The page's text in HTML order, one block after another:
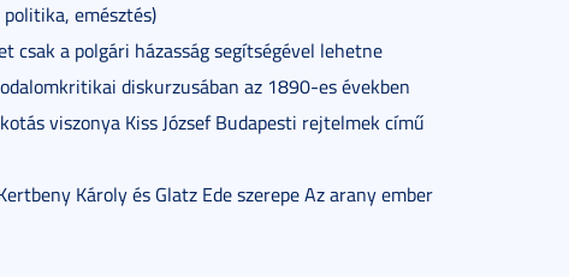
politika, emésztés)
csak a polgári házasság segítségével lehetne
diskurzusában az 1890-es években
viszonya Kiss József Budapesti rejtelmek című
Károly és Glatz Ede szerepe Az arany ember